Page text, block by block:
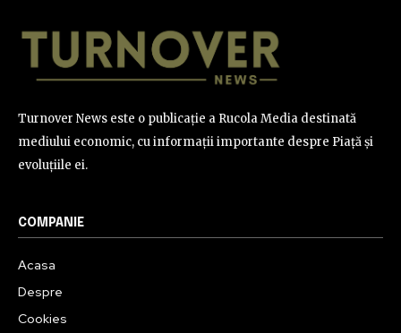
Turnover News este o publicație a Rucola Media destinată
mediului economic, cu informații importante despre Piață și
evoluțiile ei.
COMPANIE
Acasa
Despre
Cookies